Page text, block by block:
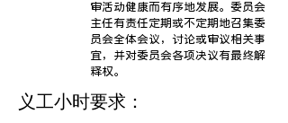
审活动健康而有序地发展。委员会
主任有责任定期或不定期地召集委
员会全体会议，讨论或审议相关事
宜，并对委员会各项决议有最终解
释权。
义工小时要求：